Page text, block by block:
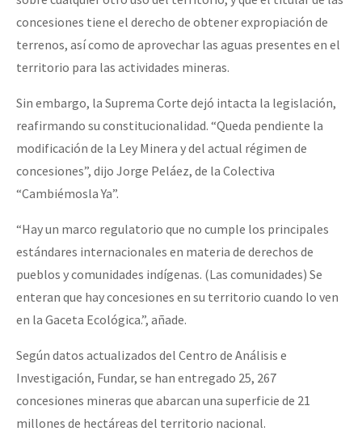
concesiones tiene el derecho de obtener expropiación de
terrenos, así como de aprovechar las aguas presentes en el
territorio para las actividades mineras.
Sin embargo, la Suprema Corte dejó intacta la legislación,
reafirmando su constitucionalidad. “Queda pendiente la
modificación de la Ley Minera y del actual régimen de
concesiones”, dijo Jorge Peláez, de la Colectiva
“Cambiémosla Ya”.
“Hay un marco regulatorio que no cumple los principales
estándares internacionales en materia de derechos de
pueblos y comunidades indígenas. (Las comunidades) Se
enteran que hay concesiones en su territorio cuando lo ven
en la Gaceta Ecológica.”, añade.
Según datos actualizados del Centro de Análisis e
Investigación, Fundar, se han entregado 25, 267
concesiones mineras que abarcan una superficie de 21
millones de hectáreas del territorio nacional.